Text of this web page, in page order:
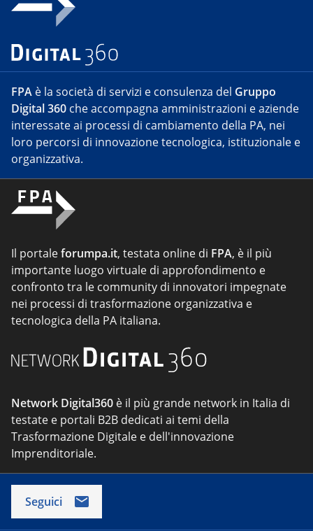
FPA è la società di servizi e consulenza del Gruppo
Digital 360 che accompagna amministrazioni e aziende
interessate ai processi di cambiamento della PA, nei
loro percorsi di innovazione tecnologica, istituzionale e
organizzativa.
Il portaleforumpa.it, testata online di FPA, è il più
importante luogo virtuale di approfondimento e
confronto tra le community di innovatori impegnate
nei processi di trasformazione organizzativa e
tecnologica della PA italiana.
Network Digital360 è il più grande network in Italia di
testate e portali B2B dedicati ai temi della
Trasformazione Digitale e dell'innovazione
Imprenditoriale.
Seguici